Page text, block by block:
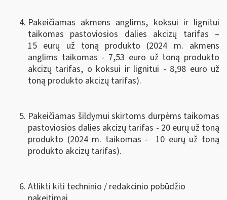
Pakeičiamas akmens anglims, koksui ir lignitui
taikomas pastoviosios dalies akcizų tarifas –
15 eurų už toną produkto (2024 m. akmens
anglims taikomas - 7,53 euro už toną produkto
akcizų tarifas, o koksui ir lignitui - 8,98 euro už
toną produkto akcizų tarifas).
Pakeičiamas šildymui skirtoms durpėms taikomas
pastoviosios dalies akcizų tarifas - 20 eurų už toną
produkto (2024 m. taikomas - 10 eurų už toną
produkto akcizų tarifas).
Atlikti kiti techninio / redakcinio pobūdžio